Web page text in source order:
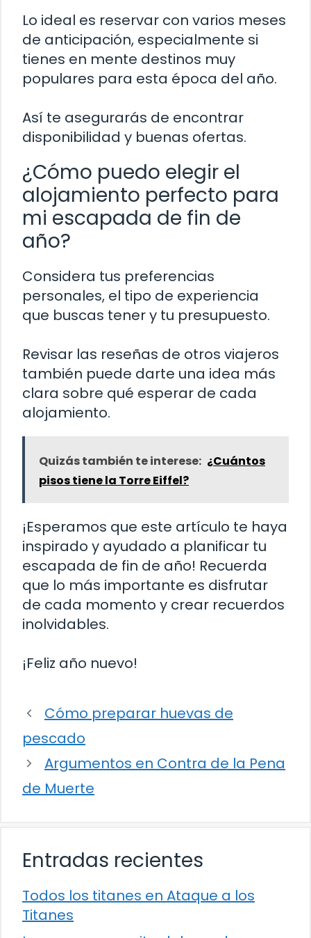
Lo ideal es reservar con varios meses
de anticipación, especialmente si
tienes en mente destinos muy
populares para esta época del año.
Así te asegurarás de encontrar
disponibilidad y buenas ofertas.
¿Cómo puedo elegir el
alojamiento perfecto para
mi escapada de fin de
año?
Considera tus preferencias
personales, el tipo de experiencia
que buscas tener y tu presupuesto.
Revisar las reseñas de otros viajeros
también puede darte una idea más
clara sobre qué esperar de cada
alojamiento.
Quizás también te interese: ¿Cuántos
pisos tiene la Torre Eiffel?
¡Esperamos que este artículo te haya
inspirado y ayudado a planificar tu
escapada de fin de año! Recuerda
que lo más importante es disfrutar
de cada momento y crear recuerdos
inolvidables.
¡Feliz año nuevo!
Cómo preparar huevas de
pescado
Argumentos en Contra de la Pena
de Muerte
Entradas recientes
Todos los titanes en Ataque a los
Titanes